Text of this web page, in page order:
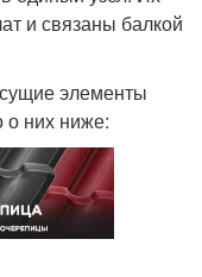
и связаны балкой
элементы
о них ниже: